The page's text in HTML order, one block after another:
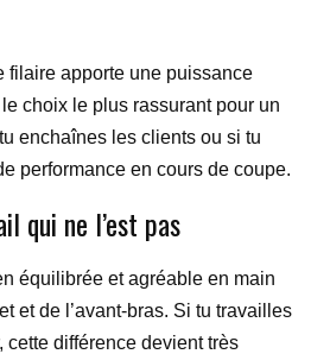
filaire apporte une puissance
choix le plus rassurant pour un
enchaînes les clients ou si tu
performance en cours de coupe.
qui ne l’est pas
équilibrée et agréable en main
et de l’avant-bras. Si tu travailles
cette différence devient très